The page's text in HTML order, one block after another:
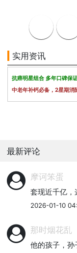
实用资讯
抗癌明星组合 多年口碑保
中老年补钙必备，2星期消
最新评论
摩诃笨蛋
套现近千亿，
2026-01-10
那时烟花乱
他的孩子，孙